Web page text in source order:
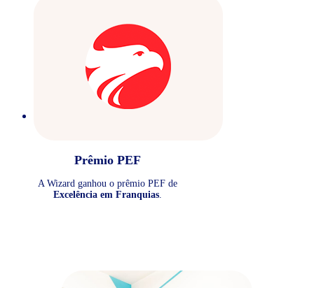
Prêmio PEF
A Wizard ganhou o prêmio PEF de
Excelência em Franquias.